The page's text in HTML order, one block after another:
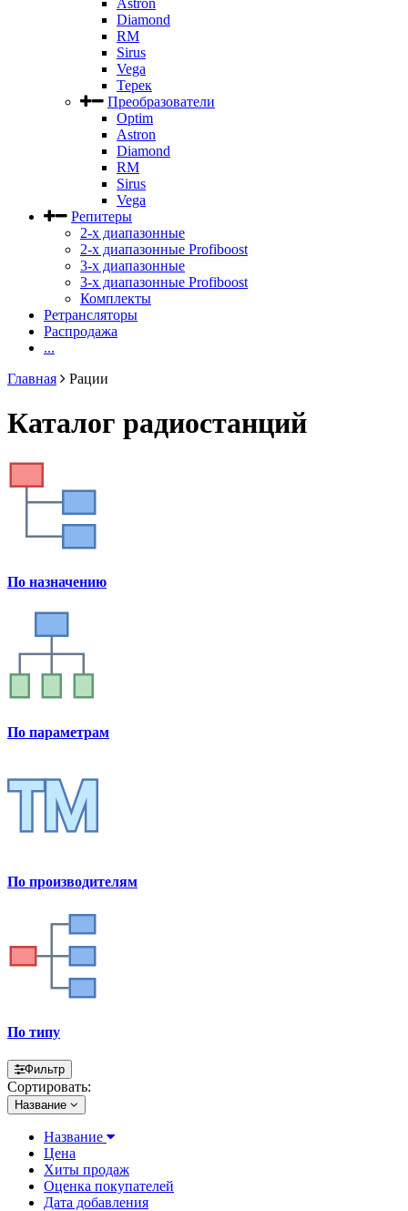
Astron
Diamond
RM
Sirus
Vega
Терек
Преобразователи
Optim
Astron
Diamond
RM
Sirus
Vega
Репитеры
2-х диапазонные
2-х диапазонные Profiboost
3-х диапазонные
3-х диапазонные Profiboost
Комплекты
Ретрансляторы
Распродажа
...
Главная
Рации
Каталог радиостанций
По назначению
По параметрам
По производителям
По типу
Фильтр
Сортировать:
Название
Название
Цена
Хиты продаж
Оценка покупателей
Дата добавления